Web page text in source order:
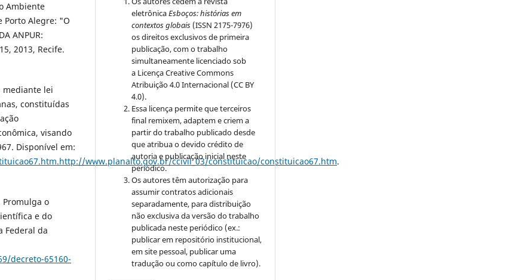
Ambiente
Porto Alegre: "O
ANPUR:
2013, Recife.
mediante lei
constituídas
visando
Disponível em:
www.planalto.gov.br/ccivil_03/constituicao/constituicao67.htm.
Promulga o
e do
Federal da
decreto-65160-
eletrônicaEsboços: histórias em
contextos globais (ISSN 2175-7976)
os direitos exclusivos de primeira
publicação, com o trabalho
simultaneamente licenciado sob
a Licença Creative Commons
Atribuição 4.0 Internacional (CC BY
4.0).
Essa licença permite que terceiros
final remixem, adaptem e criem a
partir do trabalho publicado desde
que atribua o devido crédito de
autoria e publicação inicial neste
periódico.
Os autores têm autorização para
assumir contratos adicionais
separadamente, para distribuição
não exclusiva da versão do trabalho
publicada neste periódico (ex.:
publicar em repositório institucional,
em site pessoal, publicar uma
tradução ou como capítulo de livro).